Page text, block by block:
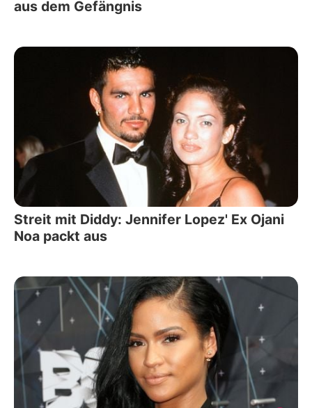
aus dem Gefängnis
Streit mit Diddy: Jennifer Lopez' Ex Ojani
Noa packt aus